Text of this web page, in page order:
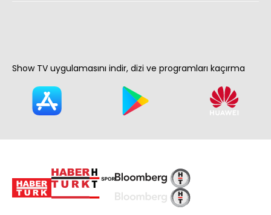
Show TV uygulamasını indir, dizi ve programları kaçırma